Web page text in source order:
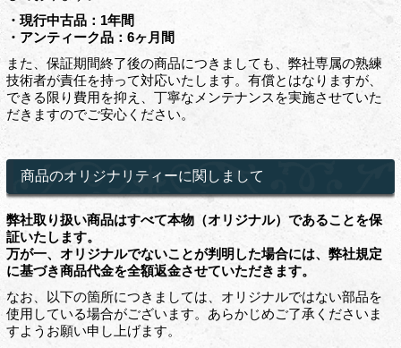
・現行中古品：1年間
・アンティーク品：6ヶ月間
また、保証期間終了後の商品につきましても、弊社専属の熟練
技術者が責任を持って対応いたします。有償とはなりますが、
できる限り費用を抑え、丁寧なメンテナンスを実施させていた
だきますのでご安心ください。
商品のオリジナリティーに関しまして
弊社取り扱い商品はすべて本物（オリジナル）であることを保
証いたします。
万が一、オリジナルでないことが判明した場合には、弊社規定
に基づき商品代金を全額返金させていただきます。
なお、以下の箇所につきましては、オリジナルではない部品を
使用している場合がございます。あらかじめご了承くださいま
すようお願い申し上げます。